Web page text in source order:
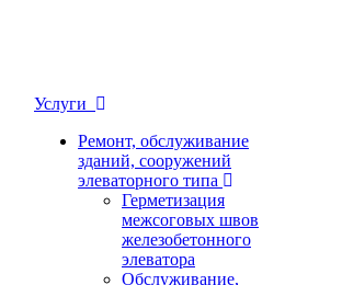
Услуги
Ремонт, обслуживание
зданий, сооружений
элеваторного типа
Герметизация
межсоговых швов
железобетонного
элеватора
Обслуживание,